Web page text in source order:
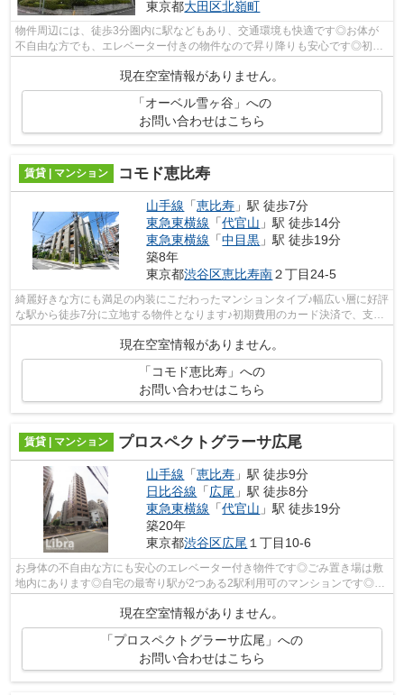
東京都大田区北嶺町
物件周辺には、徒歩3分圏内に駅などもあり、交通環境も快適です◎お体が
不自由な方でも、エレベーター付きの物件なので昇り降りも安心です◎初期
現在空室情報がありません。
「オーベル雪ヶ谷」への
お問い合わせはこちら
賃貸 | マンション コモド恵比寿
山手線 「恵比寿 」駅 徒歩7分
東急東横線 「代官山 」駅 徒歩14分
東急東横線 「中目黒 」駅 徒歩19分
築8年
東京都渋谷区恵比寿南２丁目24-5
綺麗好きな方にも満足の内装にこだわったマンションタイプ♪幅広い層に好評
な駅から徒歩7分に立地する物件となります♪初期費用のカード決済で、支払
現在空室情報がありません。
「コモド恵比寿」への
お問い合わせはこちら
賃貸 | マンション プロスペクトグラーサ広尾
山手線 「恵比寿 」駅 徒歩9分
日比谷線 「広尾 」駅 徒歩8分
東急東横線 「代官山 」駅 徒歩19分
築20年
東京都渋谷区広尾 １丁目10-6
お身体の不自由な方にも安心のエレベーター付き物件です◎ごみ置き場は敷
地内にあります◎自宅の最寄り駅が2つある2駅利用可のマンションです◎タ
イルが張られているきれいな外観も特徴の...
現在空室情報がありません。
「プロスペクトグラーサ広尾」への
お問い合わせはこちら